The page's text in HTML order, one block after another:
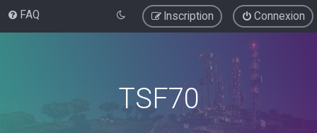
FAQ Connexion
Inscription
TSF70